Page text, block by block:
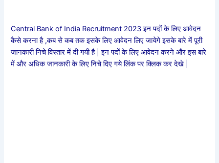
Central Bank of India Recruitment 2023 इन पदों के लिए आवेदन
कैसे करना है ,कब से कब तक इसके लिए आवेदन लिए जायेगे इसके बारे में पूरी
जानकारी निचे विस्तार में दी गयी है | इन पदों के लिए आवेदन करने और इस बारे
में और अधिक जानकारी के लिए निचे दिए गये लिंक पर क्लिक कर देखे |